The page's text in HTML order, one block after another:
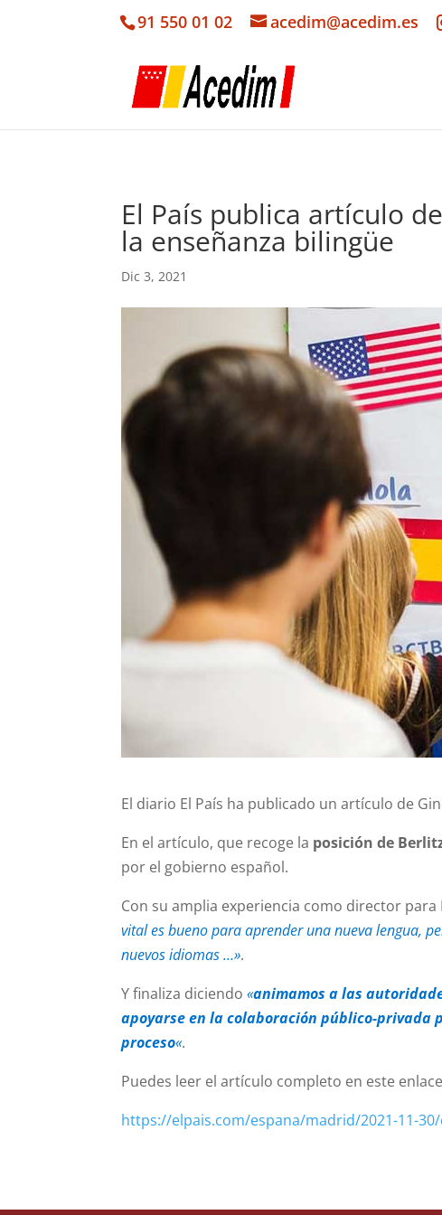
91 550 01 02 acedim@acedim.es
El País publica artículo
la enseñanza bilingüe
Dic 3, 2021
El diario El País ha publicado un artículo de
En el artículo, que recoge la posición de
por el gobierno español.
Con su amplia experiencia como director
vital es bueno para aprender una nueva lengua,
nuevos idiomas …».
Y finaliza diciendo«animamos a las
apoyarse en la colaboración público-privada
proceso«.
Puedes leer el artículo completo en este
https://elpais.com/espana/madrid/2021-11-